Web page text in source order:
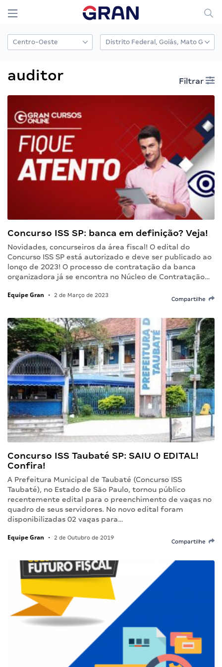
auditor Filtrar
Concurso ISS SP: banca em definição? Veja!
Novidades, concurseiros da área fiscal! O edital do
Concurso ISS SP está autorizado e deve ser publicado ao
longo de 2023! O processo de contratação da banca
organizadora já se encontra no Núcleo de Contratação…
Equipe Gran • 2 de Março de 2023
Compartilhe
Concurso ISS Taubaté SP: SAIU O EDITAL!
Confira!
A Prefeitura Municipal de Taubaté (Concurso ISS
Taubaté), no Estado de São Paulo, tornou público
recentemente edital para o preenchimento de vagas no
quadro de seus servidores. No novo edital foram
disponibilizadas 02 vagas para…
Equipe Gran • 2 de Outubro de 2019
Compartilhe